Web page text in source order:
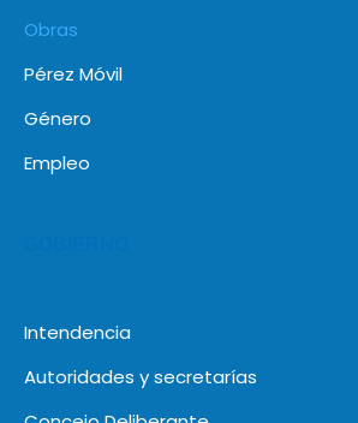
Obras
Pérez Móvil
Género
Empleo
Intendencia
Autoridades y secretarías